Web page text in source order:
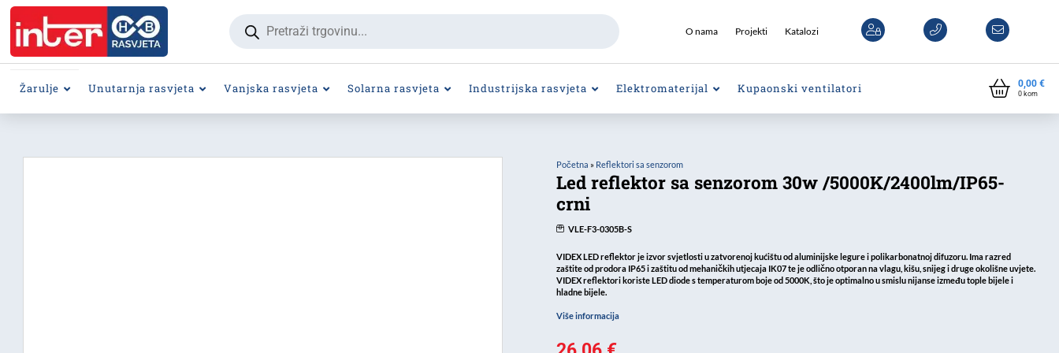
Products
search
O nama Projekti Katalozi
Žarulje Unutarnja rasvjeta Vanjska rasvjeta Solarna rasvjeta Industrijska rasvjeta Elektromaterijal Kupaonski ventilatori 0,00 €
0kom
Početna » Reflektori sa senzorom
Led reflektor sa senzorom 30w /5000K/2400lm/IP65-
crni
VLE-F3-0305B-S
VIDEX LED reflektor je izvor svjetlosti u zatvorenoj kućištu od aluminijske legure i polikarbonatnoj difuzoru. Ima razred
zaštite od prodora IP65 i zaštitu od mehaničkih utjecaja IK07 te je odlično otporan na vlagu, kišu, snijeg i druge okolišne uvjete.
VIDEX reflektori koriste LED diode s temperaturom boje od 5000K, što je optimalno u smislu nijanse između tople bijele i
hladne bijele.
Više informacija